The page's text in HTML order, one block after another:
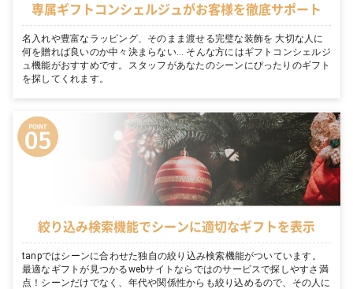
専属ギフトコンシェルジュがお客様を徹底サポート
名入れや豊富なラッピング、そのまま渡せる完璧な装飾を 大切な人に
何を贈れば良いのか中々決まらない… そんな方にはギフトコンシェルジ
ュ機能がおすすめです。スタッフがあなたのシーンにぴったりのギフト
を探してくれます。
絞り込み検索機能でシーンに適切なギフトを表示
tanpではシーンに合わせた独自の絞り込み検索機能がついています。
最適なギフトが見つかるwebサイトならではのサービスで探しやすさ満
点！シーンだけでなく、年代や関係性からも絞り込めるので、その人に